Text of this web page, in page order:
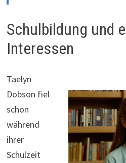
Schulbildung und
Interessen
Taelyn
Dobson fiel
schon
während
ihrer
Schulzeit